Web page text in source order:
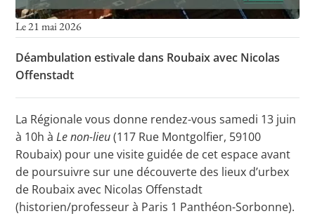
Le 21 mai 2026
Déambulation estivale dans Roubaix avec Nicolas
Offenstadt
La Régionale vous donne rendez-vous samedi 13 juin
à 10h àLe non-lieu(117 Rue Montgolfier, 59100
Roubaix) pour une visite guidée de cet espace avant
de poursuivre sur une découverte des lieux d’urbex
de Roubaix avec Nicolas Offenstadt
(historien/professeur à Paris 1 Panthéon-Sorbonne).